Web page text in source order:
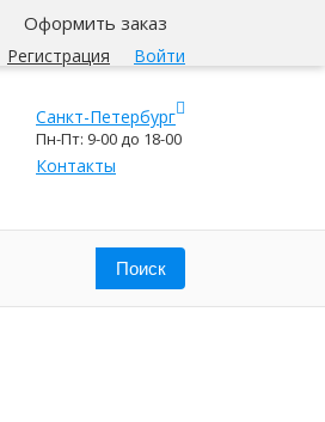
Регистрация Войти
Оформить заказ
Санкт-Петербург
Пн-Пт: 9-00 до 18-00
Контакты